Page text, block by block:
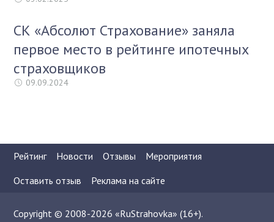
СК «Абсолют Страхование» заняла
первое место в рейтинге ипотечных
страховщиков
09.09.2024
Рейтинг Новости Отзывы
Мероприятия
Оставить отзыв
Реклама на сайте
Copyright © 2008-2026 «RuStrahovka» (16+).